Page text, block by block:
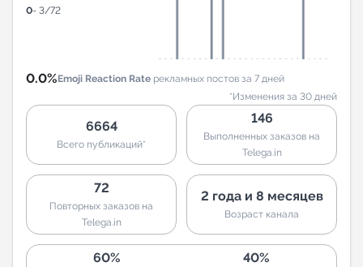
0- 3/72
0.0%Emoji Reaction Rate рекламных постов за 7 дней
*Изменения за 30 дней
6664
Всего публикаций*
146
Выполненных заказов на
Telega.in
72
Повторных заказов на
Telega.in
2 года и 8 месяцев
Возраст канала
60% 40%